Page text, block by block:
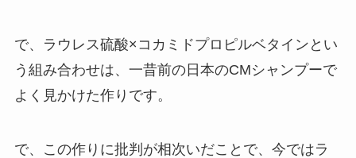
で、ラウレス硫酸×コカミドプロピルベタインとい
う組み合わせは、一昔前の日本のCMシャンプーで
よく見かけた作りです。
で、この作りに批判が相次いだことで、今ではラ